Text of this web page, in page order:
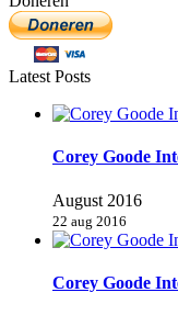
Latest Posts
Corey Goode
August 2016
22 aug 2016
Corey Goode